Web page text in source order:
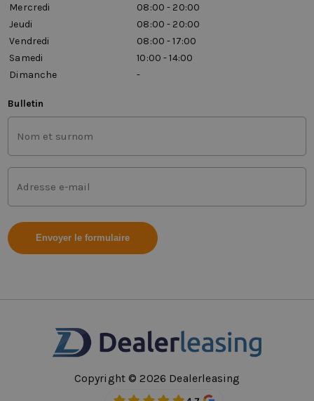
Mercredi
08:00 - 20:00
Jeudi
08:00 - 20:00
Vendredi
08:00 - 17:00
Samedi
10:00 - 14:00
Dimanche
-
Bulletin
Nom
et
prénom
(Requis)
Adresse
mail
(Requis)
Copyright © 2026 Dealerleasing